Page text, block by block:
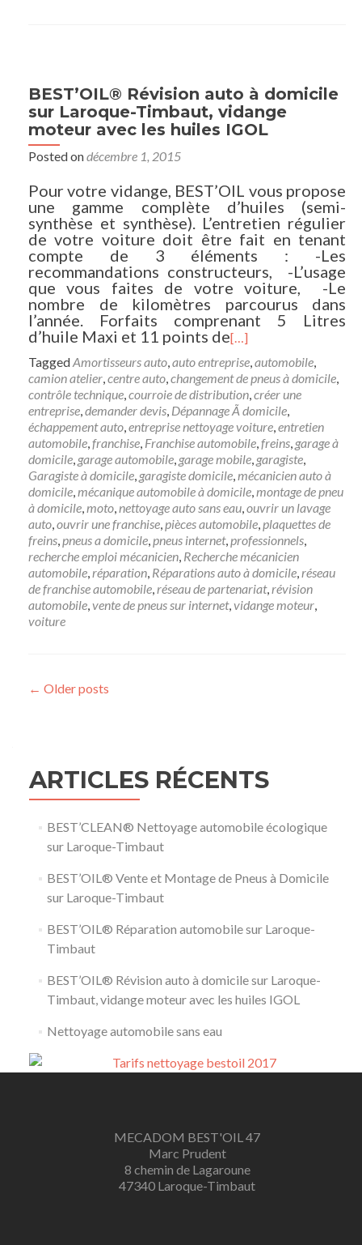
BEST’OIL® Révision auto à domicile
sur Laroque-Timbaut, vidange
moteur avec les huiles IGOL
Posted ondécembre 1, 2015
Pour votre vidange, BEST’OIL vous propose
une gamme complète d’huiles (semi-
synthèse et synthèse). L’entretien régulier
de votre voiture doit être fait en tenant
compte de 3 éléments : -Les
recommandations constructeurs, -L’usage
que vous faites de votre voiture, -Le
nombre de kilomètres parcourus dans
l’année. Forfaits comprenant 5 Litres
d’huile Maxi et 11 points de[…]
TaggedAmortisseurs auto,auto entreprise,automobile,
camion atelier,centre auto,changement de pneus à domicile,
contrôle technique,courroie de distribution,créer une
entreprise,demander devis, Dépannage Ã domicile,
échappement auto,entreprise nettoyage voiture,entretien
automobile,franchise, Franchise automobile,freins, garage à
domicile, garage automobile, garage mobile, garagiste,
Garagiste à domicile, garagiste domicile,mécanicien auto à
domicile,mécanique automobile à domicile,montage de pneu
à domicile,moto,nettoyage auto sans eau,ouvrir un lavage
auto,ouvrir une franchise,pièces automobile,plaquettes de
freins,pneus a domicile,pneus internet,professionnels,
recherche emploi mécanicien, Recherche mécanicien
automobile,réparation, Réparations auto à domicile,réseau
de franchise automobile,réseau de partenariat,révision
automobile,vente de pneus sur internet,vidange moteur,
voiture
Posts navigation
← Older posts
ARTICLES RÉCENTS
BEST’CLEAN® Nettoyage automobile écologique
sur Laroque-Timbaut
BEST’OIL® Vente et Montage de Pneus à Domicile
sur Laroque-Timbaut
BEST’OIL® Réparation automobile sur Laroque-
Timbaut
BEST’OIL® Révision auto à domicile sur Laroque-
Timbaut, vidange moteur avec les huiles IGOL
Nettoyage automobile sans eau
MECADOM BEST'OIL 47
Marc Prudent
8 chemin de Lagaroune
47340 Laroque-Timbaut